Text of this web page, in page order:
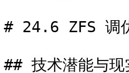
# 24.6 ZFS 调
## 技术潜能与现